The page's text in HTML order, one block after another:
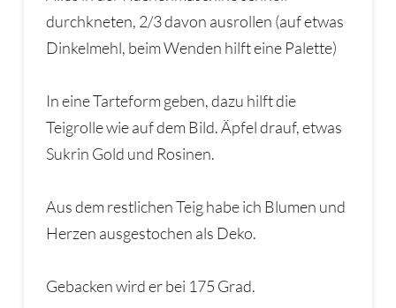
durchkneten, 2/3 davon ausrollen (auf etwas
Dinkelmehl, beim Wenden hilft eine Palette)
In eine Tarteform geben, dazu hilft die
Teigrolle wie auf dem Bild. Äpfel drauf, etwas
Sukrin Gold und Rosinen.
Aus dem restlichen Teig habe ich Blumen und
Herzen ausgestochen als Deko.
Gebacken wird er bei 175 Grad.